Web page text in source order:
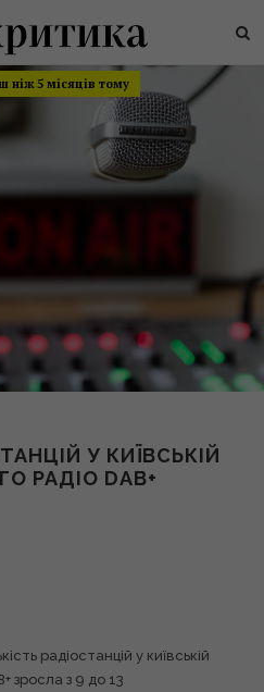
ніж 5 місяців тому
У КИЇВСЬКІЙ
РАДІО DAB+
радіостанцій у київській
зросла з 9 до 13